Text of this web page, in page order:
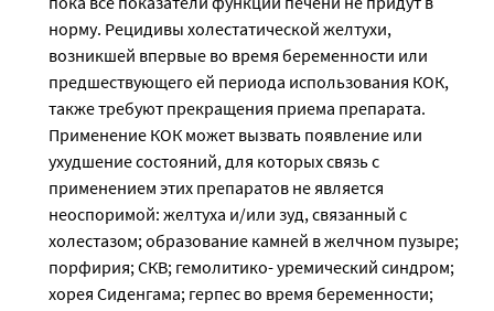
норму. Рецидивы холестатической желтухи,
возникшей впервые во время беременности или
предшествующего ей периода использования КОК,
также требуют прекращения приема препарата.
Применение КОК может вызвать появление или
ухудшение состояний, для которых связь с
применением этих препаратов не является
неоспоримой: желтуха и/или зуд, связанный с
холестазом; образование камней в желчном пузыре;
порфирия; СКВ; гемолитико- уремический синдром;
хорея Сиденгама; герпес во время беременности;